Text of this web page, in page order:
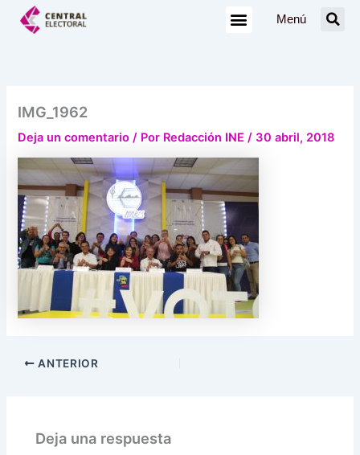
Menú
IMG_1962
Deja un comentario / Por Redacción INE/ 30 abril, 2018
ANTERIOR
Deja una respuesta